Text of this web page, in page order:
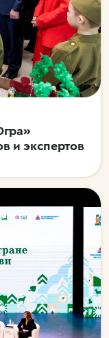
и экспертов